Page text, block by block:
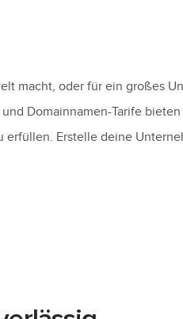
macht, oder für ein großes
Domainnamen-Tarife
Erstelle deine